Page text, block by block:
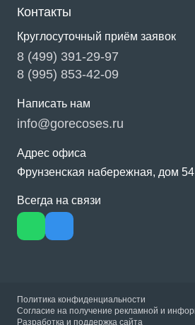
Контакты
Круглосуточный приём заявок
8 (499) 391-29-97
8 (995) 853-42-09
Написать нам
info@gorecoses.ru
Адрес офиса
Фрунзенская набережная, дом
Всегда на связи
Политика конфиденциальности
Согласие на получение рекламной и
Разработка и поддержка сайта